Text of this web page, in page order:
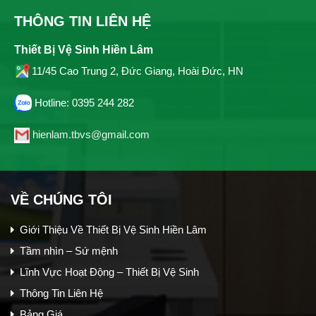
THÔNG TIN LIÊN HỆ
Thiết Bị Vệ Sinh Hiền Lâm
11/45 Cao Trung 2, Đức Giang, Hoài Đức, HN
Hotline: 0395 244 282
hienlam.tbvs@gmail.com
VỀ CHÚNG TÔI
Giới Thiệu Về Thiết Bị Vệ Sinh Hiền Lâm
Tầm nhìn – Sứ mệnh
Lĩnh Vực Hoạt Động – Thiết Bị Vệ Sinh
Thông Tin Liên Hệ